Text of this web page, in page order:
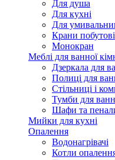
Для душа
Для кухні
Для
Крани побутові
Монокран
Меблі для ванної
Дзеркала для
Полиці для
Стільниці і
Тумби для
Шафи та
Мийки для кухні
Опалення
Водонагрівачі
Котли